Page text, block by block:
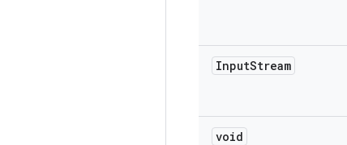
InputStream
void